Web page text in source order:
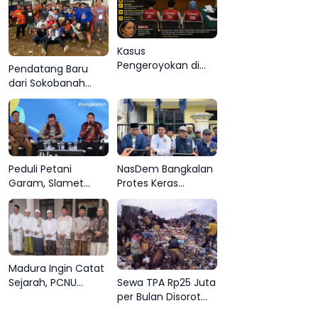
Pendatang Baru
dari Sokobanah
Sampang Curi
Perhatian di Piala
AHY Bangkalan,
Super Marcoet
Juara 1 Galatama
Kasus
Pengeroyokan di
Minta Pelaku
Dihukum Setimpal
Peduli Petani
Garam, Slamet
Ariyadi Tegaskan
Komitmen
Perjuangkan
Kesejahteraan
Masyarakat Madura
NasDem Bangkalan
Protes Keras
Sampul Tempo soal
Isu Merger dengan
Gerindra
Madura Ingin Catat
Sejarah, PCNU
Sewa TPA Rp25 Juta
per Bulan Disorot